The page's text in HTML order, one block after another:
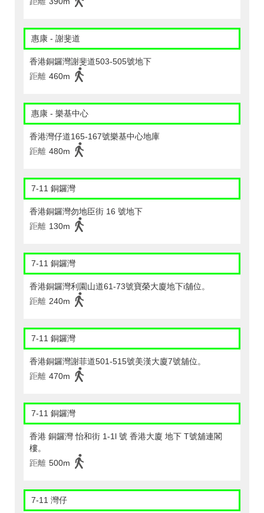
惠康 - 謝斐道
香港銅鑼灣謝斐道503-505號地下
距離 460m
惠康 - 樂基中心
香港灣仔道165-167號樂基中心地庫
距離 480m
7-11 銅鑼灣
香港銅鑼灣勿地臣街 16 號地下
距離 130m
7-11 銅鑼灣
香港銅鑼灣利園山道61-73號寶榮大廈地下i舖位。
距離 240m
7-11 銅鑼灣
香港銅鑼灣謝菲道501-515號美漢大廈7號舖位。
距離 470m
7-11 銅鑼灣
香港 銅鑼灣 怡和街 1-1l 號 香港大廈 地下 T號舖連閣
樓。
距離 500m
7-11 灣仔